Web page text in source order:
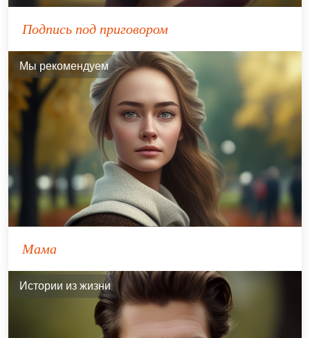
Подпись под приговором
Мы рекомендуем
Мама
Истории из жизни